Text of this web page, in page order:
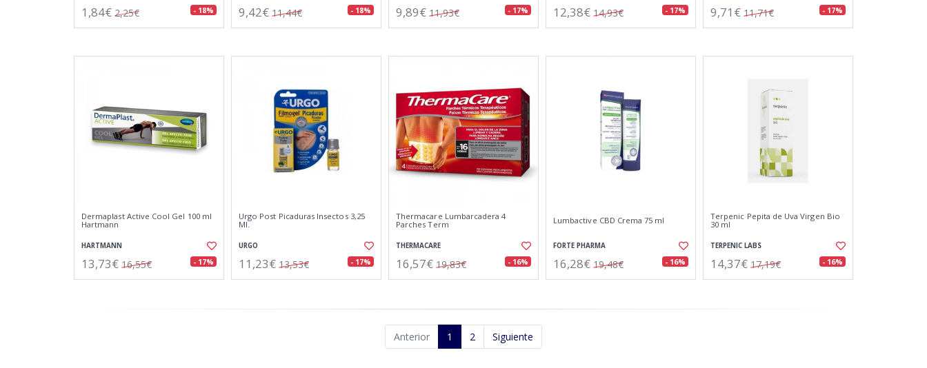
1,84€ 2,25€ - 18% 9,42€ 11,44€ - 18% 9,89€ 11,93€ - 17% 12,38€ 14,93€ - 17% 9,71€ 11,71€ - 17%
Dermaplast Active Cool Gel 100 ml
Hartmann
HARTMANN
13,73€ 16,55€ - 17%
Urgo Post Picaduras Insectos 3,25
Ml.
URGO
11,23€ 13,53€ - 17%
Thermacare Lumbarcadera 4
Parches Term
THERMACARE
16,57€ 19,83€ - 16%
Lumbactive CBD Crema 75 ml
FORTE PHARMA
16,28€ 19,48€ - 16%
Terpenic Pepita de Uva Virgen Bio
30 ml
TERPENIC LABS
14,37€ 17,19€ - 16%
Anterior 1 2 Siguiente